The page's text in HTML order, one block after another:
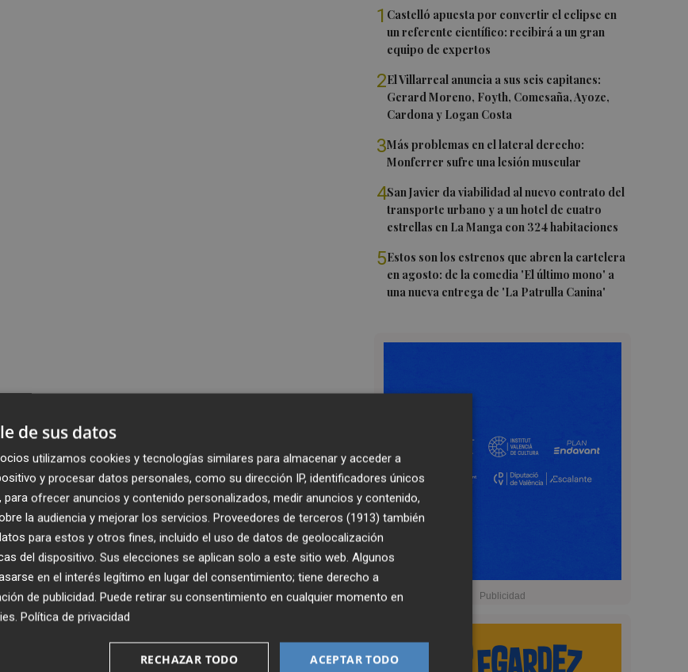
1 Castelló apuesta por convertir el eclipse en
un referente científico: recibirá a un gran
equipo de expertos
2El Villarreal anuncia a sus seis capitanes:
Gerard Moreno, Foyth, Comesaña, Ayoze,
Cardona y Logan Costa
3Más problemas en el lateral derecho:
Monferrer sufre una lesión muscular
4San Javier da viabilidad al nuevo contrato del
transporte urbano y a un hotel de cuatro
estrellas en La Manga con 324 habitaciones
5Estos son los estrenos que abren la cartelera
en agosto: de la comedia 'El último mono' a
una nueva entrega de 'La Patrulla Canina'
de sus datos
utilizamos cookies y tecnologías similares para almacenar y acceder a
y procesar datos personales, como su dirección IP, identificadores únicos
para ofrecer anuncios y contenido personalizados, medir anuncios y contenido,
la audiencia y mejorar los servicios. Proveedores de terceros (1913) también
para estos y otros fines, incluido el uso de datos de geolocalización
del dispositivo. Sus elecciones se aplican solo a este sitio web. Algunos
en el interés legítimo en lugar del consentimiento; tiene derecho a
de publicidad. Puede retirar su consentimiento en cualquier momento en
. Política de privacidad
ACEPTAR TODO
RECHAZAR TODO